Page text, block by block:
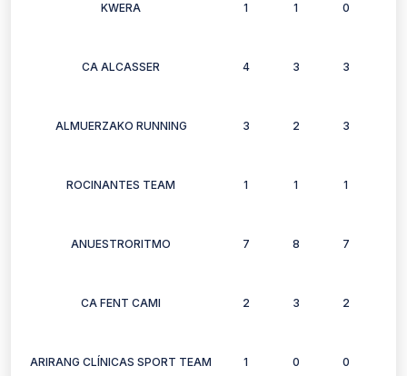
KWERA 1 1 0
CA ALCASSER 4 3 3
ALMUERZAKO RUNNING 3 2 3
ROCINANTES TEAM 1 1 1
ANUESTRORITMO 7 8 7
CA FENT CAMI 2 3 2
ARIRANG CLÍNICAS SPORT TEAM 1 0 0